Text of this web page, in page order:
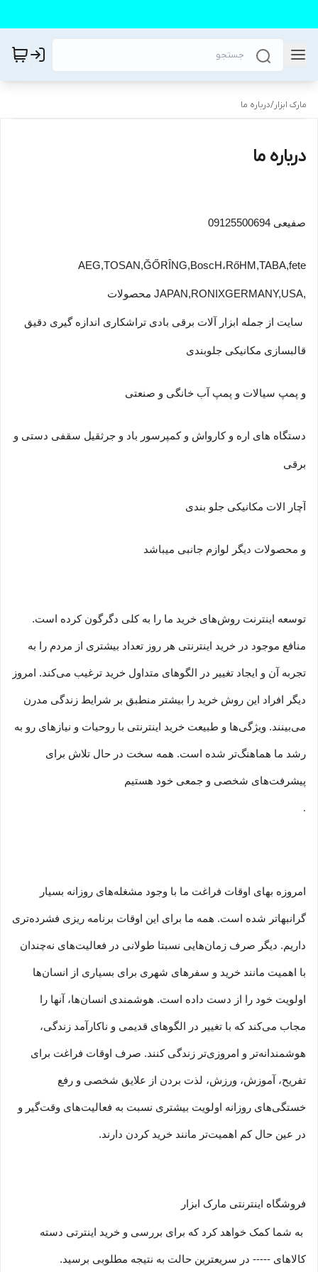
مارک ابزار/درباره ما
درباره ما
صفیعی 09125500694
RőHM,TABA,fete،ĞŐRÎNG,BoscH, AEG,TOSAN
,GERMANY,USA JAPAN,RONIX محصولات
سایت از جمله ابزار آلات برقی بادی تراشکاری اندازه گیری دقیق
قالبسازی مکانیکی جلوبندی
و پمپ سیالات و پمپ آب خانگی و صنعتی
دستگاه های اره و کارواش و کمپرسور باد و جرثقیل سقفی دستی و
برقی
آچار الات مکانیکی جلو بندی
و محصولات دیگر لوازم جانبی میباشد
توسعه اینترنت روش‌های خرید ما را به کلی دگرگون کرده است.
منافع موجود در خرید اینترنتی هر روز تعداد بیشتری از مردم را به
تجربه آن و ایجاد تغییر در الگوهای متداول خرید ترغیب می‏‌کند. امروز
دیگر افراد این روش خرید را بیشتر منطبق بر شرایط زندگی مدرن
می‏‏‏‌بینند. ویژگی‏‏‏‌ها و طبیعت خرید اینترنتی با روحیات و نیازهای رو به
رشد ما هماهنگ‏‏‌تر شده است. همه سخت در حال تلاش برای
پیشرفت‏‏‌های شخصی و جمعی خود هستیم
.
امروزه بهای اوقات فراغت ما با وجود مشغله‏‌های روزانه بسیار
گرانبها‌تر شده است. همه ما برای این اوقات برنامه ریزی فشرده‏‌تری
داریم. دیگر صرف زمان‌هایی نسبتا طولانی در فعالیت‏‌های نه‌چندان
با اهمیت مانند خرید و سفرهای شهری برای بسیاری از انسان‌ها
اولویت خود را از دست داده است. هوشمندی انسان‌ها، آنها را
مجاب می‏‌کند که با تغییر در الگوهای قدیمی و نا‏کارآمد زندگی،
هوشمندانه‏‌تر و امروزی‏‌تر زندگی کنند. صرف اوقات فراغت برای
تفریح، آموزش، ورزش، لذت بردن از علایق شخصی و رفع
خستگی‏‏‌های روزانه اولویت بیشتری نسبت به فعالیت‌‏‏‏های وقت‌گیر و
در عین حال کم اهمیت‏‏‏‌تر مانند خرید کردن دارند.
فروشگاه اینترنتی مارک ابزار
به شما کمک خواهد کرد که برای بررسی و خرید اینترتی دسته
کالاهای ----- در سریعترین حالت به نتیجه مطلوبی برسید.